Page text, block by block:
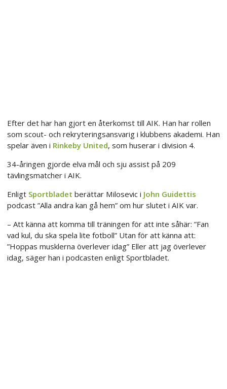
Efter det har han gjort en återkomst till AIK. Han har rollen
som scout- och rekryteringsansvarig i klubbens akademi. Han
spelar även i Rinkeby United, som huserar i division 4.
34-åringen gjorde elva mål och sju assist på 209
tävlingsmatcher i AIK.
Enligt Sportbladet berättar Milosevic i John Guidettis
podcast ”Alla andra kan gå hem” om hur slutet i AIK var.
– Att känna att komma till träningen för att inte såhär: ”Fan
vad kul, du ska spela lite fotboll” Utan för att känna att:
”Hoppas musklerna överlever idag” Eller att jag överlever
idag, säger han i podcasten enligt Sportbladet.